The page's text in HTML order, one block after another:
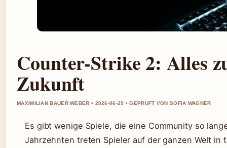
Counter-Strike 2: Alles
Zukunft
MAXIMILIAN BAUER WEBER • 2026-06-29 • GEPRUFT VON SOFIA WAGNER
Es gibt wenige Spiele, die eine Community so
Jahrzehnten treten Spieler auf der ganzen Welt